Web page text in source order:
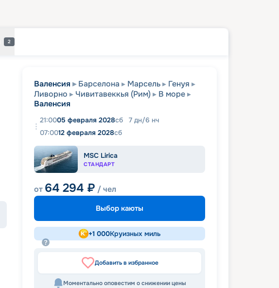
2
Валенсия Барселона Марсель
Генуя
Ливорно
Чивитавеккья (Рим)
В море
Валенсия
21:0005 февраля 2028сб 7 дн/6 нч
07:0012 февраля 2028сб
MSC Lirica
СТАНДАРТ
от 64 294 ₽ / чел
Выбор каюты
+1 000Круизных миль
Добавить в избранное
Моментально оповестим о снижении цены